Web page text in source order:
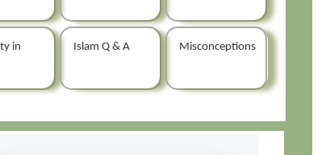
in
Islam Q & A Misconceptions